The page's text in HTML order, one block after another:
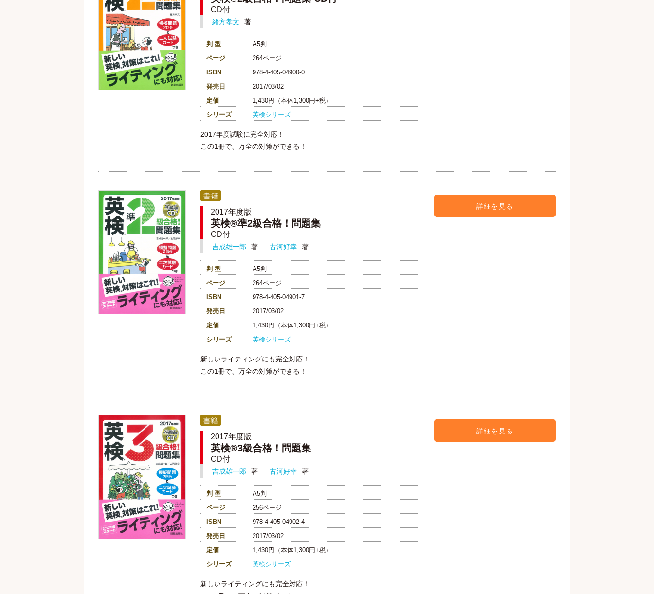
CD付
緒方孝文 著
判 型
A5判
ページ
264ページ
ISBN
978-4-405-04900-0
発売日
2017/03/02
定価
1,430円（本体1,300円+税）
シリーズ
英検シリーズ
2017年度試験に完全対応！
この1冊で、万全の対策ができる！
書籍
2017年度版
英検®準2級合格！問題集
CD付
吉成雄一郎 著 古河好幸 著
判 型
A5判
ページ
264ページ
ISBN
978-4-405-04901-7
発売日
2017/03/02
定価
1,430円（本体1,300円+税）
シリーズ
英検シリーズ
新しいライティングにも完全対応！
この1冊で、万全の対策ができる！
詳細を見る
書籍
2017年度版
英検®3級合格！問題集
CD付
吉成雄一郎 著 古河好幸 著
判 型
A5判
ページ
256ページ
ISBN
978-4-405-04902-4
発売日
2017/03/02
定価
1,430円（本体1,300円+税）
シリーズ
英検シリーズ
新しいライティングにも完全対応！
詳細を見る